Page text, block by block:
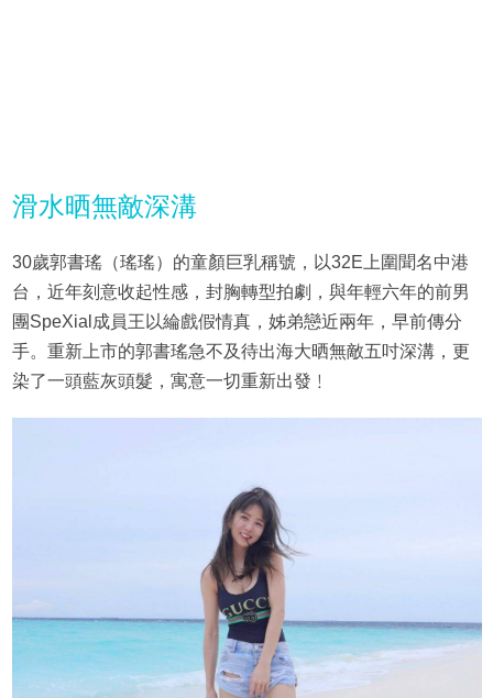
滑水晒無敵深溝
30歲郭書瑤（瑤瑤）的童顏巨乳稱號，以32E上圍聞名中港
台，近年刻意收起性感，封胸轉型拍劇，與年輕六年的前男
團SpeXial成員王以綸戲假情真，姊弟戀近兩年，早前傳分
手。重新上市的郭書瑤急不及待出海大晒無敵五吋深溝，更
染了一頭藍灰頭髮，寓意一切重新出發﹗